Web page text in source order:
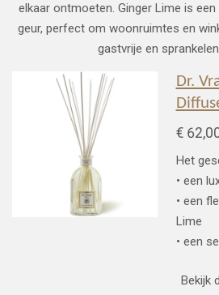
elkaar ontmoeten. Ginger Lime is
geur, perfect om woonruimtes en
gastvrije en
Dr.
€
Het
• een
• een
Lime
• een
Bekijk